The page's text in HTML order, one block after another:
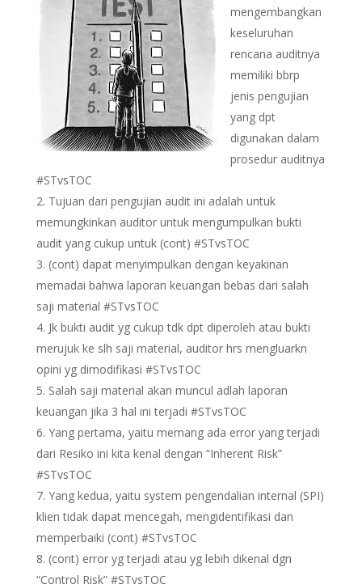
mengembangkan
keseluruhan
rencana auditnya
memiliki bbrp
jenis pengujian
yang dpt
digunakan dalam
prosedur auditnya
#STvsTOC
Tujuan dari pengujian audit ini adalah untuk
memungkinkan auditor untuk mengumpulkan bukti
audit yang cukup untuk (cont) #STvsTOC
(cont) dapat menyimpulkan dengan keyakinan
memadai bahwa laporan keuangan bebas dari salah
saji material #STvsTOC
Jk bukti audit yg cukup tdk dpt diperoleh atau bukti
merujuk ke slh saji material, auditor hrs mengluarkn
opini yg dimodifikasi #STvsTOC
Salah saji material akan muncul adlah laporan
keuangan jika 3 hal ini terjadi #STvsTOC
Yang pertama, yaitu memang ada error yang terjadi
dari Resiko ini kita kenal dengan “Inherent Risk”
#STvsTOC
Yang kedua, yaitu system pengendalian internal (SPI)
klien tidak dapat mencegah, mengidentifikasi dan
memperbaiki (cont) #STvsTOC
(cont) error yg terjadi atau yg lebih dikenal dgn
“Control Risk” #STvsTOC